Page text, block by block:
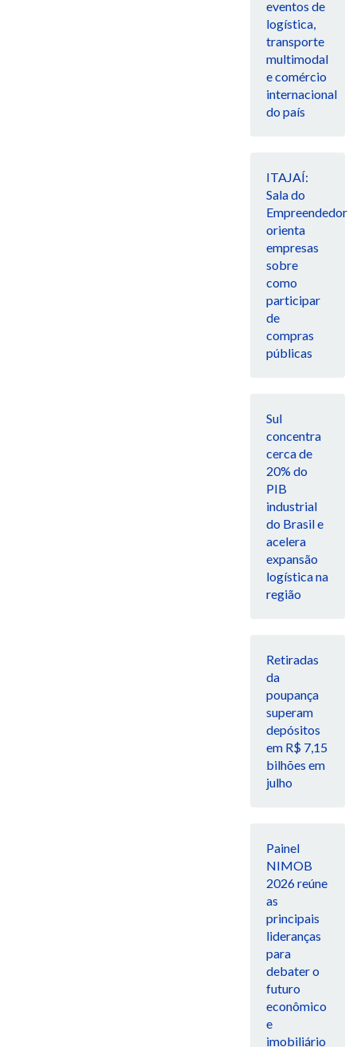
eventos de
logística,
transporte
multimodal
e comércio
internacional
do país
ITAJAÍ:
Sala do
Empreendedor
orienta
empresas
sobre
como
participar
de
compras
públicas
Sul
concentra
cerca de
20% do
PIB
industrial
do Brasil e
acelera
expansão
logística na
região
Retiradas
da
poupança
superam
depósitos
em R$ 7,15
bilhões em
julho
Painel
NIMOB
2026 reúne
as
principais
lideranças
para
debater o
futuro
econômico
e
imobiliário